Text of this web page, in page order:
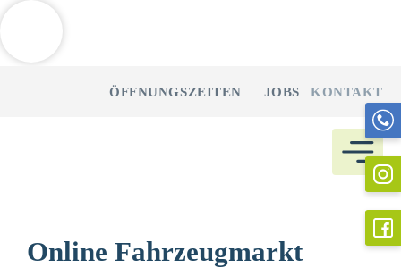
ÖFFNUNGSZEITEN JOBS KONTAKT
Online Fahrzeugmarkt